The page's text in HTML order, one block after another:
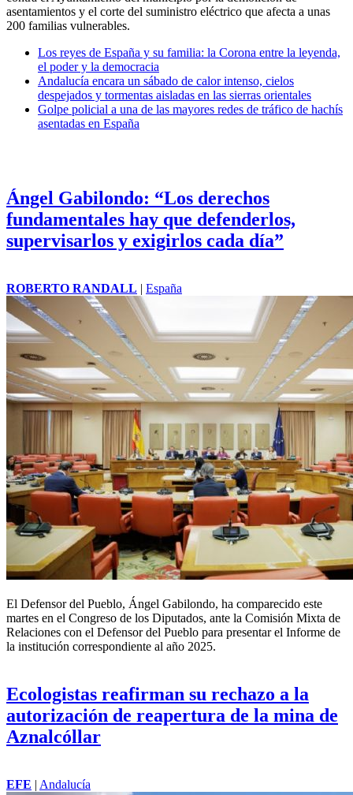
asentamientos y el corte del suministro eléctrico que afecta a unas
200 familias vulnerables.
Los reyes de España y su familia: la Corona entre la leyenda,
el poder y la democracia
Andalucía encara un sábado de calor intenso, cielos
despejados y tormentas aisladas en las sierras orientales
Golpe policial a una de las mayores redes de tráfico de hachís
asentadas en España
Ángel Gabilondo: “Los derechos
fundamentales hay que defenderlos,
supervisarlos y exigirlos cada día”
ROBERTO RANDALL | España
El Defensor del Pueblo, Ángel Gabilondo, ha comparecido este
martes en el Congreso de los Diputados, ante la Comisión Mixta de
Relaciones con el Defensor del Pueblo para presentar el Informe de
la institución correspondiente al año 2025.
Ecologistas reafirman su rechazo a la
autorización de reapertura de la mina de
Aznalcóllar
EFE | Andalucía